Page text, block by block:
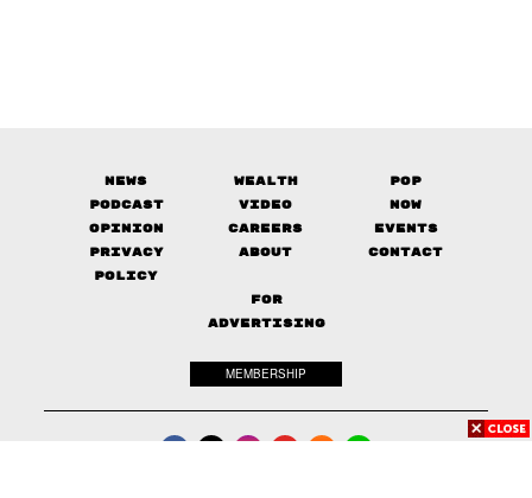
News Wealth
Pop
Podcast
Video
Now
Opinion
Careers
Events
Privacy
Policy
About Contact
FOR
ADVERTISING
MEMBERSHIP